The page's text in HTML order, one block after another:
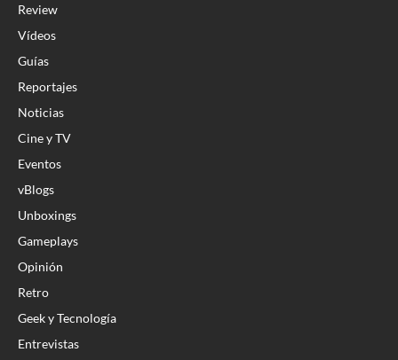
Review
Vídeos
Guías
Reportajes
Noticias
Cine y TV
Eventos
vBlogs
Unboxings
Gameplays
Opinión
Retro
Geek y Tecnología
Entrevistas